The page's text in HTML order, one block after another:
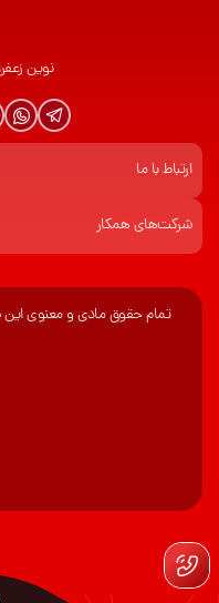
نوین
ارتباط با ما
شرکت‌های همکار
تمام حقوق مادی و معنوی این